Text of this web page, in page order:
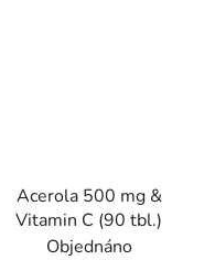
Acerola 500 mg &
Vitamin C (90 tbl.)
Objednáno